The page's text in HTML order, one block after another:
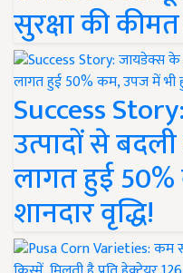
सुरक्षा की
Success
उत्पादों से
लागत हुई
शानदार वृद्धि!